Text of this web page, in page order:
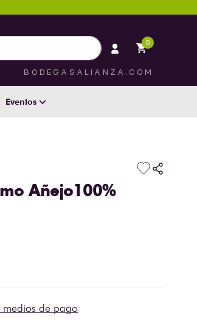
0
BODEGASALIANZA.COM
Eventos
Añejo100%
medios de pago